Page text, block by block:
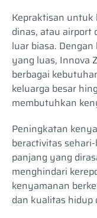
Kepraktisan untuk
dinas, atau airport
luar biasa.
yang luas, Innova
berbagai
keluarga besar
membutuhkan
Peningkatan
beractivitas
panjang yang
menghindari
kenyamanan
dan kualitas hidup